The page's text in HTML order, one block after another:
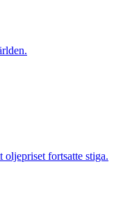
fortsatte stiga.